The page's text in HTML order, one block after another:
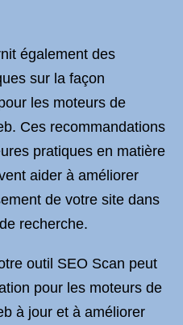
également des
sur la façon
les moteurs de
Ces recommandations
pratiques en matière
aider à améliorer
de votre site dans
recherche.
outil SEO Scan peut
pour les moteurs de
à jour et à améliorer